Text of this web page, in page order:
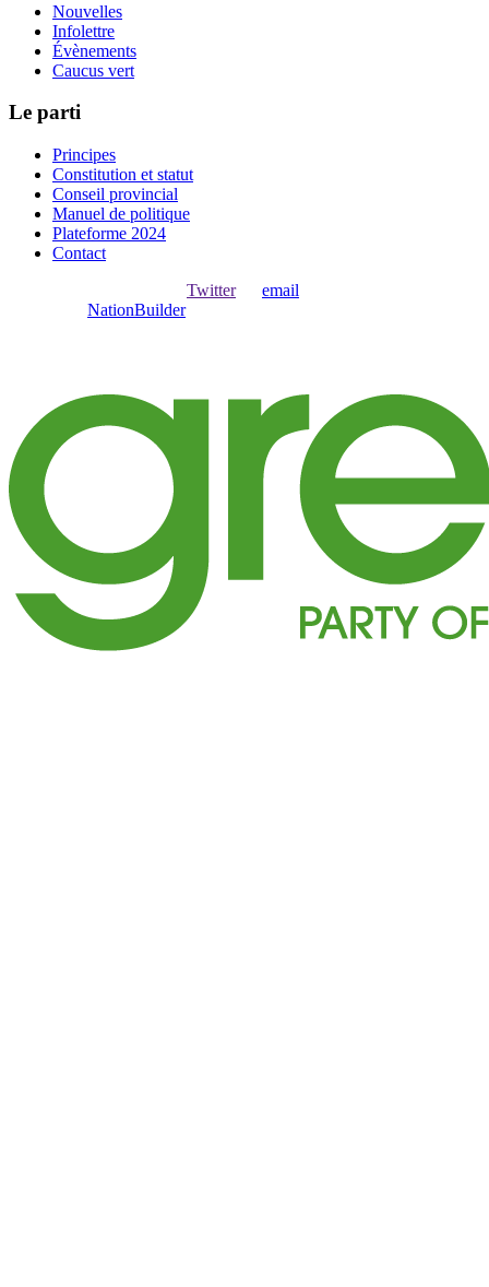
Nouvelles
Infolettre
Évènements
Caucus vert
Le parti
Principes
Constitution et statut
Conseil provincial
Manuel de politique
Plateforme 2024
Contact
Twitterou email
NationBuilder